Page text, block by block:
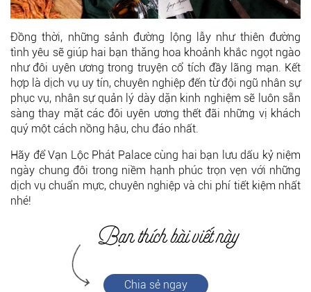
Đồng thời, những sảnh đường lộng lẫy như thiên đường
tình yêu sẽ giúp hai bạn thăng hoa khoảnh khắc ngọt ngào
như đôi uyên ương trong truyện cổ tích đầy lãng mạn. Kết
hợp là dịch vụ uy tín, chuyên nghiệp đến từ đội ngũ nhân sự
phục vụ, nhân sự quản lý dày dặn kinh nghiệm sẽ luôn sẵn
sàng thay mặt các đôi uyên ương thết đãi những vị khách
quý một cách nồng hậu, chu đáo nhất.
Hãy để Vạn Lộc Phát Palace cùng hai bạn lưu dấu kỷ niệm
ngày chung đôi trong niềm hạnh phúc trọn vẹn với những
dịch vụ chuẩn mực, chuyên nghiệp và chi phí tiết kiệm nhất
nhé!
Chia sẻ ngay